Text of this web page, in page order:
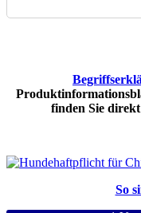
finden Sie
So